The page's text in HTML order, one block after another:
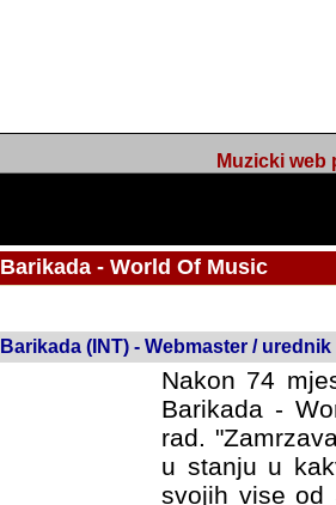
Muzicki web
Barikada - World Of Music
Barikada (INT) - Webmaster / urednik
Nakon 74
Barikada -
rad.
u stanju u
svojih vise od